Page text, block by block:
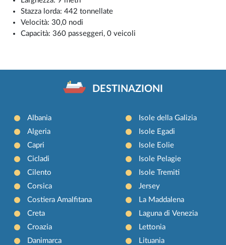
Stazza lorda: 442 tonnellate
Velocità: 30,0 nodi
Capacità: 360 passeggeri, 0 veicoli
DESTINAZIONI
Albania
Algeria
Capri
Cicladi
Cilento
Corsica
Costiera Amalfitana
Creta
Croazia
Danimarca
Isole della Galizia
Isole Egadi
Isole Eolie
Isole Pelagie
Isole Tremiti
Jersey
La Maddalena
Laguna di Venezia
Lettonia
Lituania